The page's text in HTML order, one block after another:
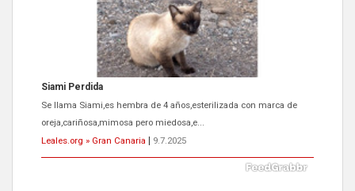
Siami Perdida
Se llama Siami,es hembra de 4 años,esterilizada con marca de
oreja,cariñosa,mimosa pero miedosa,e...
Leales.org » Gran Canaria
9.7.2025